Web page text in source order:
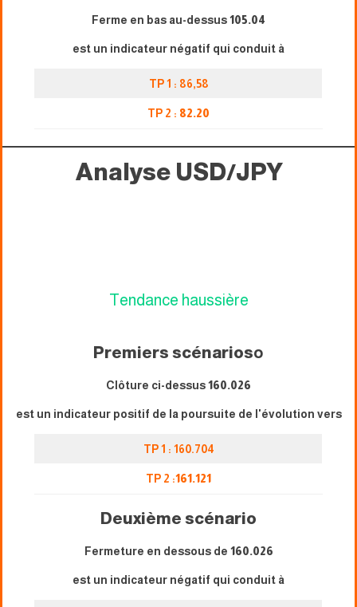
Ferme en bas au-dessus105.04
est un indicateur négatif qui conduit à
TP 1 : 86,58
TP 2 : 82.20
Analyse USD/JPY
Tendance haussière
Premiers scénarioso
Clôture ci-dessus160.026
est un indicateur positif de la poursuite de l'évolution vers
TP 1 : 160.704
TP 2 :161.121
Deuxième scénario
Fermeture en dessous de 160.026
est un indicateur négatif qui conduit à